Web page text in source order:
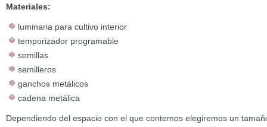
Materiales:
luminaria para cultivo interior
temporizador programable
semillas
semilleros
ganchos metálicos
cadena metálica
Dependiendo del espacio con el que contemos elegiremos un